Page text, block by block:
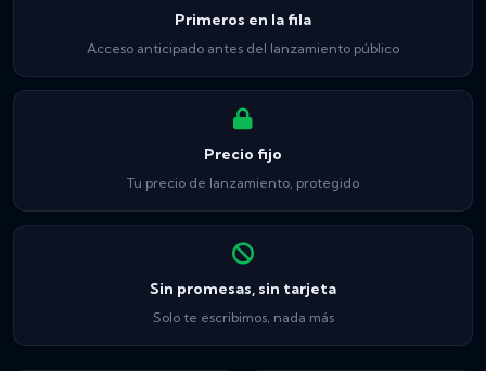
Primeros en la fila
Acceso anticipado antes del lanzamiento público
Precio fijo
Tu precio de lanzamiento, protegido
Sin promesas, sin tarjeta
Solo te escribimos, nada más